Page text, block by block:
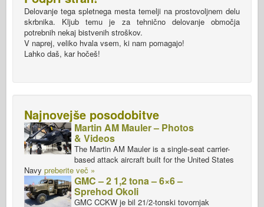
Delovanje tega spletnega mesta temelji na prostovoljnem delu
skrbnika. Kljub temu je za tehnično delovanje območja
potrebnih nekaj bistvenih stroškov.
V naprej, veliko hvala vsem, ki nam pomagajo!
Lahko daš, kar hočeš!
Najnovejše posodobitve
Martin AM Mauler – Photos
& Videos
The Martin AM Mauler is a single-seat carrier-
based attack aircraft built for the United States
Navy preberite več »
GMC – 2 1,2 tona – 6×6 –
Sprehod Okoli
GMC CCKW je bil 21/2-tonski tovornjak